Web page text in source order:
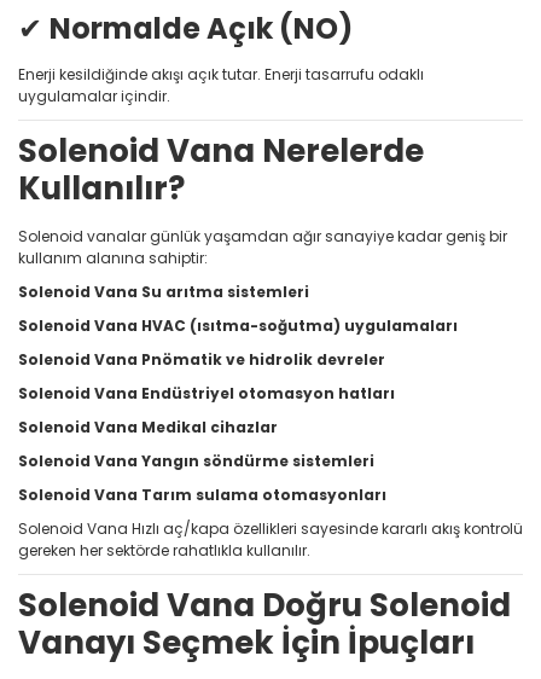
✔ Normalde Açık (NO)
Enerji kesildiğinde akışı açık tutar. Enerji tasarrufu odaklı
uygulamalar içindir.
Solenoid Vana Nerelerde
Kullanılır?
Solenoid vanalar günlük yaşamdan ağır sanayiye kadar geniş bir
kullanım alanına sahiptir:
Solenoid Vana Su arıtma sistemleri
Solenoid Vana HVAC (ısıtma-soğutma) uygulamaları
Solenoid Vana Pnömatik ve hidrolik devreler
Solenoid Vana Endüstriyel otomasyon hatları
Solenoid Vana Medikal cihazlar
Solenoid Vana Yangın söndürme sistemleri
Solenoid Vana Tarım sulama otomasyonları
Solenoid Vana Hızlı aç/kapa özellikleri sayesinde kararlı akış kontrolü
gereken her sektörde rahatlıkla kullanılır.
Solenoid Vana Doğru Solenoid
Vanayı Seçmek İçin İpuçları